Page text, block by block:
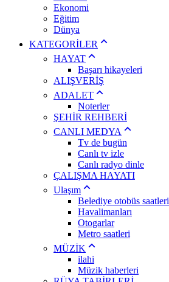
Ekonomi
Eğitim
Dünya
KATEGORİLER
HAYAT
Başarı hikayeleri
ALIŞVERİŞ
ADALET
Noterler
ŞEHİR REHBERİ
CANLI MEDYA
Tv de bugün
Canlı tv izle
Canlı radyo dinle
ÇALIŞMA HAYATI
Ulaşım
Belediye otobüs saatleri
Havalimanları
Otogarlar
Metro saatleri
MÜZİK
ilahi
Müzik haberleri